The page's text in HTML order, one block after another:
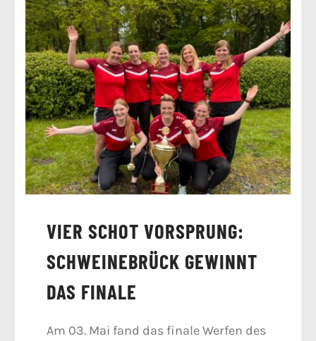
VIER SCHOT VORSPRUNG:
SCHWEINEBRÜCK GEWINNT
DAS FINALE
Am 03. Mai fand das finale Werfen des